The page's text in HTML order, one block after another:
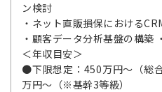
ン検討
・ネット直販損保における
・顧客データ分析基盤の構築
＜年収目安＞
●下限想定：450万円～（総
万円～（※基幹3等級）